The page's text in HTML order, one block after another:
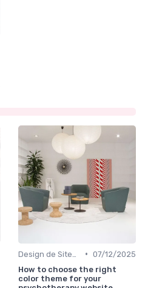
• 07/12/2025
How to choose the right
color theme for your